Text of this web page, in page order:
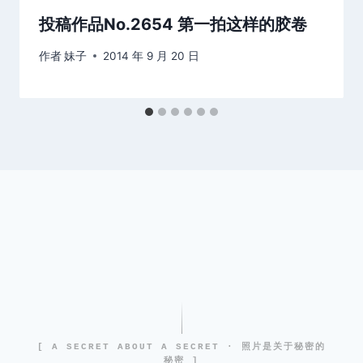
投稿作品No.2654 第一拍这样的胶卷
作者妹子 2014 年 9 月 20 日
[ A SECRET ABOUT A SECRET · 照片是关于秘密的
秘密 ]